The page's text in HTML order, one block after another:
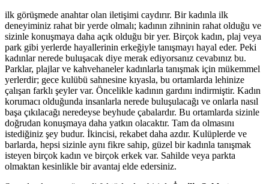
ilk görüşmede anahtar olan iletişimi caydırır. Bir kadınla ilk
deneyiminiz rahat bir yerde olmalı; kadının zihninin rahat olduğu ve
sizinle konuşmaya daha açık olduğu bir yer. Birçok kadın, plaj veya
park gibi yerlerde hayallerinin erkeğiyle tanışmayı hayal eder. Peki
kadınlar nerede buluşacak diye merak ediyorsanız cevabınız bu.
Parklar, plajlar ve kahvehaneler kadınlarla tanışmak için mükemmel
yerlerdir; gece kulübü sahnesine kıyasla, bu ortamlarda lehinize
çalışan farklı şeyler var. Öncelikle kadının gardını indirmiştir. Kadın
korumacı olduğunda insanlarla nerede buluşulacağı ve onlarla nasıl
başa çıkılacağı neredeyse beyhude çabalardır. Bu ortamlarda sizinle
doğrudan konuşmaya daha yatkın olacaktır. Tam da olmasını
istediğiniz şey budur. İkincisi, rekabet daha azdır. Kulüplerde ve
barlarda, hepsi sizinle aynı fikre sahip, güzel bir kadınla tanışmak
isteyen birçok kadın ve birçok erkek var. Sahilde veya parkta
olmaktan kesinlikle bir avantaj elde edersiniz.